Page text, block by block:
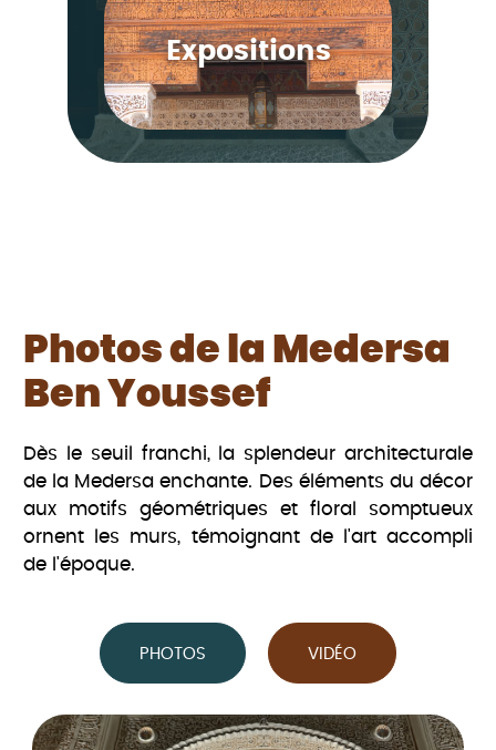
Expositions
Photos de la Medersa
Ben Youssef
Dès le seuil franchi, la splendeur architecturale
de la Medersa enchante. Des éléments du décor
aux motifs géométriques et floral somptueux
ornent les murs, témoignant de l'art accompli
de l'époque.
PHOTOS VIDÉO